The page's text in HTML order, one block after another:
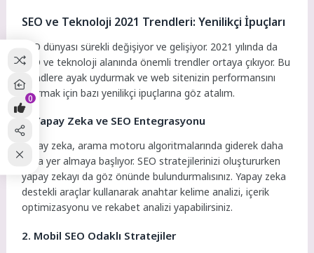
SEO ve Teknoloji 2021 Trendleri: Yenilikçi İpuçları
SEO dünyası sürekli değişiyor ve gelişiyor. 2021 yılında da
SEO ve teknoloji alanında önemli trendler ortaya çıkıyor. Bu
trendlere ayak uydurmak ve web sitenizin performansını
artırmak için bazı yenilikçi ipuçlarına göz atalım.
1. Yapay Zeka ve SEO Entegrasyonu
Yapay zeka, arama motoru algoritmalarında giderek daha
fazla yer almaya başlıyor. SEO stratejilerinizi oluştururken
yapay zekayı da göz önünde bulundurmalısınız. Yapay zeka
destekli araçlar kullanarak anahtar kelime analizi, içerik
optimizasyonu ve rekabet analizi yapabilirsiniz.
2. Mobil SEO Odaklı Stratejiler
0